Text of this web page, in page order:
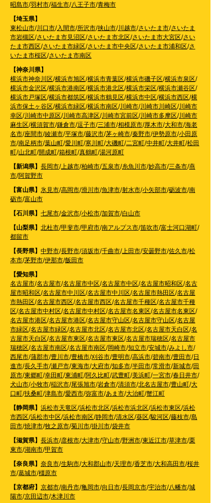
昭島市/羽村市/福生市/八王子市/青梅市
【埼玉県】
東松山市/川口市/入間市/所沢市/挟山市/川越市/さいたま市/さいたま
市岩槻区/さいたま市見沼区/さいたま市北区/さいたま市大宮区/さい
たま市西区/さいたま市緑区/さいたま市中央区/さいたま市浦和区/さ
いたま市桜区/さいたま市南区
【神奈川県】
横浜市神奈川区/横浜市旭区/横浜市青葉区/横浜市磯子区/横浜市泉区/
横浜市金沢区/横浜市港南区/横浜市港北区/横浜市栄区/横浜市瀬谷区/
横浜市戸塚区/横浜市都筑区/横浜市鶴見区/横浜市中区/横浜市西区/横
浜市保土ヶ谷区/横浜市緑区/横浜市南区/川崎市/川崎市川崎区/川崎市
幸区/川崎市中原区/川崎市高津区/川崎市宮前区/川崎市多摩区/川崎市
麻生区/横須賀市/鎌倉市/逗子市/三浦市/相模原市/厚木市/大和市/海老
名市/座間市/綾瀬市/平塚市/藤沢市/茅ヶ崎市/秦野市/伊勢原市/小田原
市/南足柄市/葉山町/愛川町/寒川町/大磯町/二宮町/中井町/大井町/松田
町/山北町/開成町/箱根町/真鶴町/湯河原町
【新潟県】 長岡市/上越市/柏崎市/五泉市/糸魚川市/妙高市/三条市/燕
市/阿賀野市
【富山県】 氷見市/高岡市/滑川市/魚津市/射水市/小矢部市/砺波市/南
砺市/富山市
【石川県】 七尾市/金沢市/小松市/加賀市/白山市
【山梨県】 北杜市/甲斐市/甲府市/南アルプス市/笛吹市/富士河口湖町/
都留市
【長野県】 中野市/長野市/須坂市/千曲市/上田市/安曇野市/佐久市/松
本市/茅野市/伊那市/飯田市
【愛知県】
名古屋市/名古屋市/名古屋市中区/名古屋市中区/名古屋市昭和区/名古
屋市昭和区/名古屋市中川区/名古屋市中川区/名古屋市熱田区/名古屋
市熱田区/名古屋市西区/名古屋市西区/名古屋市千種区/名古屋市千種
区/名古屋市中村区/名古屋市中村区/名古屋市名東区/名古屋市名東区/
名古屋市港区/名古屋市港区/名古屋市守山区/名古屋市守山区/名古屋
市緑区/名古屋市緑区/名古屋市北区/名古屋市北区/名古屋市天白区/名
古屋市天白区/名古屋市東区/名古屋市東区/名古屋市瑞穂区/名古屋市
瑞穂区/名古屋市南区/名古屋市南区/岡崎市/知立市/安城市/みよし市/
西尾市/蒲郡市/豊川市/豊橋市/刈谷市/豊明市/高浜市/碧南市/豊田市/日
進市/長久手市/瀬戸市/東海市/大府市/知多市/半田市/常滑市/新城市/田
原市/東郷町/幸田町/東浦町/阿久比町/武豊町/美浜町/一宮市/春日井市/
犬山市/小牧市/稲沢市/尾張旭市/岩倉市/清須市/北名古屋市/豊山町/大
口町/扶桑町/津島市/愛西市/弥富市/あま市/大治町/蟹江町
【静岡県】 浜松市天竜区/浜松市北区/浜松市浜北区/浜松市東区/浜松
市西区/浜松市中区/浜松市南区/静岡市/清水区/葵区/駿河区/藤枝市/島
田市/焼津市/牧之原市/菊川市/掛川市/袋井市
【滋賀県】 長浜市/彦根市/大津市/守山市/野洲市/東近江市/草津市/栗
東市/湖南市/甲賀市
【奈良県】 奈良市/生駒市/大和郡山市/天理市/香芝市/大和高田市/桜井
市/葛城市/橿原市
【京都府】 京都市/南丹市/亀岡市/向日市/長岡京市/宇治市/八幡市/城
陽市/京田辺市/木津川市